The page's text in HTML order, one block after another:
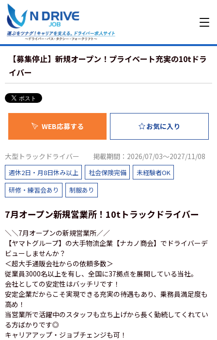
【募集停止】新規オープン！プライベート充実の10tドラ
イバー
WEB応募する お気に入り
大型トラックドライバー 掲載期間：2026/07/03～2027/11/08
週休2日・月8日休み以上 社会保険完備
未経験者OK
研修・練習会あり
制服あり
7⽉オープン新規営業所！10tトラックドライバー
＼＼7月オープンの新規営業所／／
【ヤマトグループ】の大手物流企業【ナカノ商会】でドライバーデ
ビューしませんか？
＜超大手通販会社からの依頼多数＞
従業員3000名以上を有し、全国に37拠点を展開している当社。
会社としての安定性はバッチリです！
安定企業だからこそ実現できる充実の待遇もあり、乗務員満足度も
高め！
当営業所で活躍中のスタッフも立ち上げから長く勤続してくれてい
る方ばかりです◎
キャリアアップ・ジョブチェンジも可！